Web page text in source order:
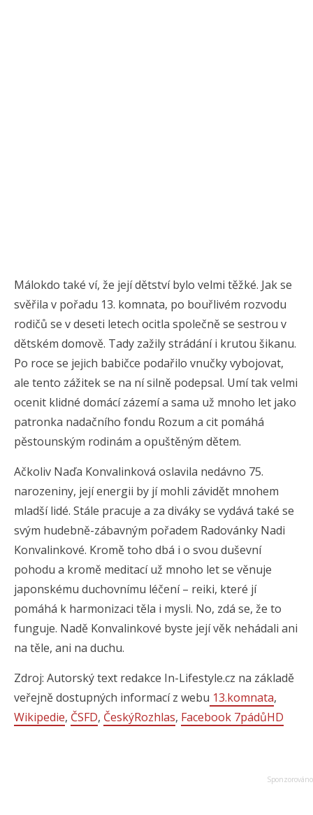
Málokdo také ví, že její dětství bylo velmi těžké. Jak se
svěřila v pořadu 13. komnata, po bouřlivém rozvodu
rodičů se v deseti letech ocitla společně se sestrou v
dětském domově. Tady zažily strádání i krutou šikanu.
Po roce se jejich babičce podařilo vnučky vybojovat,
ale tento zážitek se na ní silně podepsal. Umí tak velmi
ocenit klidné domácí zázemí a sama už mnoho let jako
patronka nadačního fondu Rozum a cit pomáhá
pěstounským rodinám a opuštěným dětem.
Ačkoliv Naďa Konvalinková oslavila nedávno 75.
narozeniny, její energii by jí mohli závidět mnohem
mladší lidé. Stále pracuje a za diváky se vydává také se
svým hudebně-zábavným pořadem Radovánky Nadi
Konvalinkové. Kromě toho dbá i o svou duševní
pohodu a kromě meditací už mnoho let se věnuje
japonskému duchovnímu léčení – reiki, které jí
pomáhá k harmonizaci těla i mysli. No, zdá se, že to
funguje. Nadě Konvalinkové byste její věk nehádali ani
na těle, ani na duchu.
Zdroj: Autorský text redakce In-Lifestyle.cz na základě
veřejně dostupných informací z webu 13.komnata,
Wikipedie, ČSFD, ČeskýRozhlas, Facebook 7pádůHD